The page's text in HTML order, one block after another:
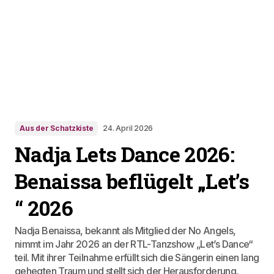
Aus der Schatzkiste 24. April 2026
Nadja Lets Dance 2026:
Benaissa beflügelt „Let’s
“ 2026
Nadja Benaissa, bekannt als Mitglied der No Angels,
nimmt im Jahr 2026 an der RTL-Tanzshow „Let’s Dance“
teil. Mit ihrer Teilnahme erfüllt sich die Sängerin einen lang
gehegten Traum und stellt sich der Herausforderung,